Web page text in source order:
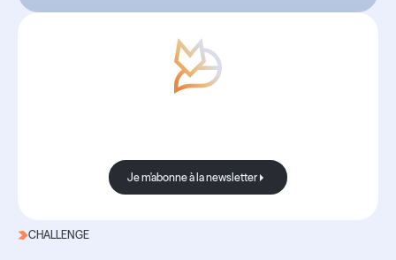
Je m'abonne à la newsletter
Je m'abonne à la newsletter
CHALLENGE